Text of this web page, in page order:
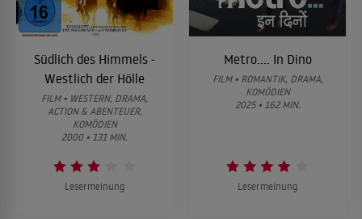
Südlich des Himmels -
Westlich der Hölle
FILM • WESTERN, DRAMA,
ACTION & ABENTEUER,
KOMÖDIEN
2000 • 131 MIN.
Lesermeinung
Metro.... In Dino
FILM • ROMANTIK, DRAMA,
KOMÖDIEN
2025 • 162 MIN.
Lesermeinung